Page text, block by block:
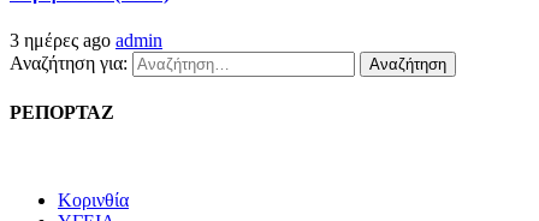
3 ημέρες ago admin
Αναζήτηση για:
ΡΕΠΟΡΤΑΖ
Κορινθία